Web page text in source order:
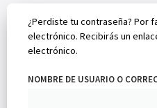
¿Perdiste tu contraseña? Por
electrónico. Recibirás un
electrónico.
NOMBRE DE USUARIO O